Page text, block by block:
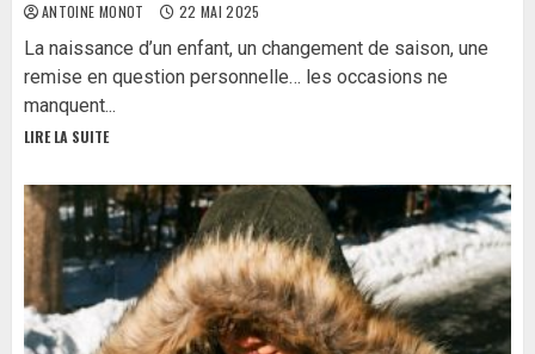
ANTOINE MONOT 22 MAI 2025
La naissance d’un enfant, un changement de saison, une
remise en question personnelle… les occasions ne
manquent...
LIRE LA SUITE